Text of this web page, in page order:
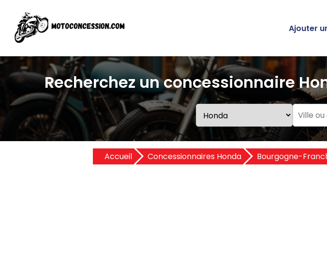
Ajouter
Recherchez un concessionnaire
Accueil Concessionnaires Honda Bourgogne-